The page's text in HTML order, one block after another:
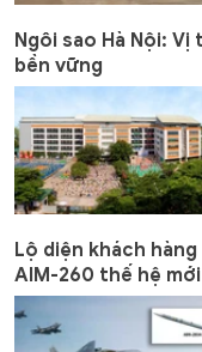
Ngôi sao Hà Nội:
bền vững
Lộ diện khách
AIM-260 thế hệ mới